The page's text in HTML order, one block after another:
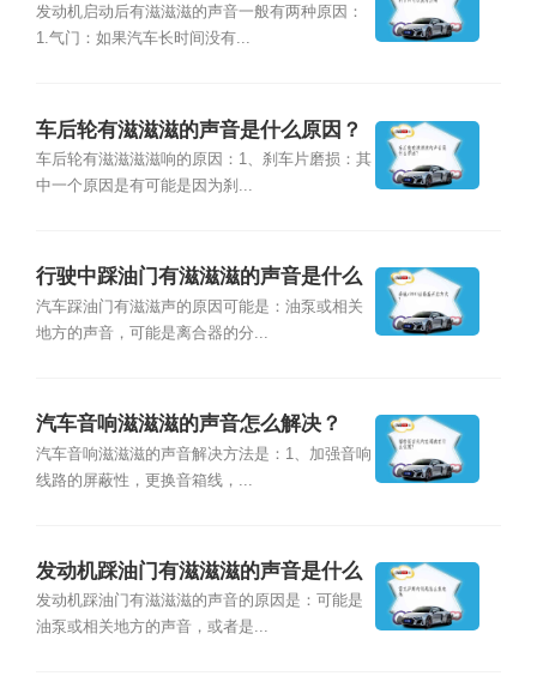
因？
发动机启动后有滋滋滋的声音一般有两种原因：
1.气门：如果汽车长时间没有...
车后轮有滋滋滋的声音是什么原因？
车后轮有滋滋滋滋响的原因：1、刹车片磨损：其
中一个原因是有可能是因为刹...
行驶中踩油门有滋滋滋的声音是什么
原因？
汽车踩油门有滋滋声的原因可能是：油泵或相关
地方的声音，可能是离合器的分...
汽车音响滋滋滋的声音怎么解决？
汽车音响滋滋滋的声音解决方法是：1、加强音响
线路的屏蔽性，更换音箱线，...
发动机踩油门有滋滋滋的声音是什么
原因？
发动机踩油门有滋滋滋的声音的原因是：可能是
油泵或相关地方的声音，或者是...